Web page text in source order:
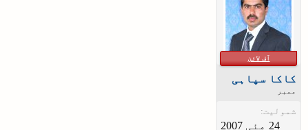
آف لائن
کاکا سپاہی
ممبر
شمولیت: